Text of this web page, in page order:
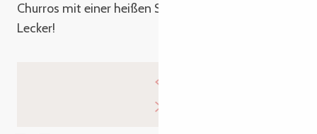
Churros mit einer heißen Schokolade verliebt!
Lecker!